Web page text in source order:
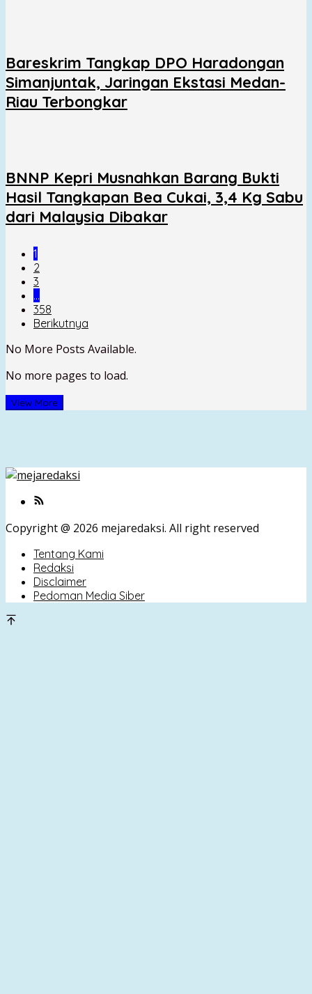
Bareskrim Tangkap DPO Haradongan
Simanjuntak, Jaringan Ekstasi Medan-
Riau Terbongkar
BNNP Kepri Musnahkan Barang Bukti
Hasil Tangkapan Bea Cukai, 3,4 Kg Sabu
dari Malaysia Dibakar
1
2
3
…
358
Berikutnya
No More Posts Available.
No more pages to load.
View More
Copyright @ 2026 mejaredaksi. All right reserved
Tentang Kami
Redaksi
Disclaimer
Pedoman Media Siber